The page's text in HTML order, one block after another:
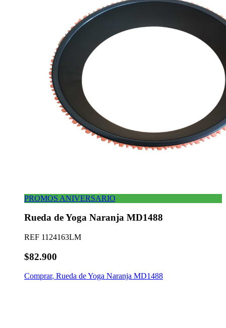
PROMOS ANIVERSARIO
Rueda de Yoga Naranja MD1488
REF 1124163LM
$82.900
Comprar, Rueda de Yoga Naranja MD1488